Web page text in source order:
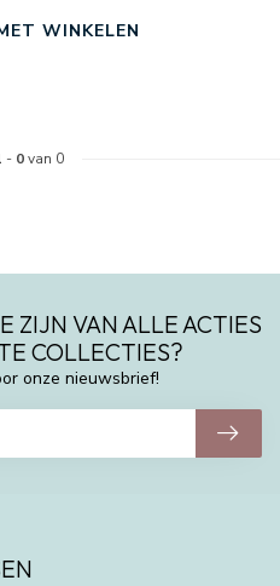
WINKELEN
- 0van 0
ZIJN VAN ALLE ACTIES
COLLECTIES?
onze nieuwsbrief!